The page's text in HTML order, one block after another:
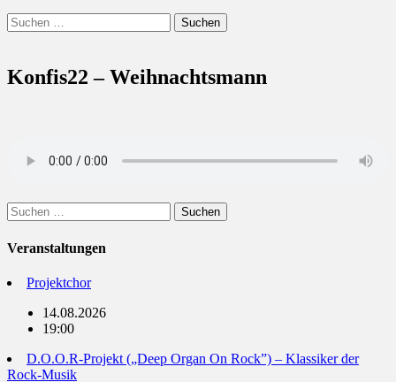
Suchen
Suchen
nach:
Konfis22 – Weihnachtsmann
Suchen
nach:
Veranstaltungen
Projektchor
14.08.2026
19:00
D.O.O.R-Projekt („Deep Organ On Rock”) – Klassiker der
Rock-Musik